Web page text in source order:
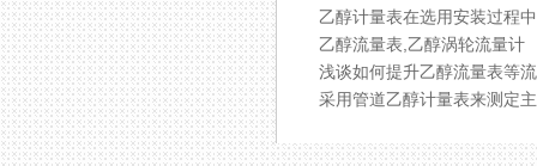
乙醇计量表在选用安装过程
乙醇流量表,乙醇涡轮流量计
浅谈如何提升乙醇流量表等
采用管道乙醇计量表来测定